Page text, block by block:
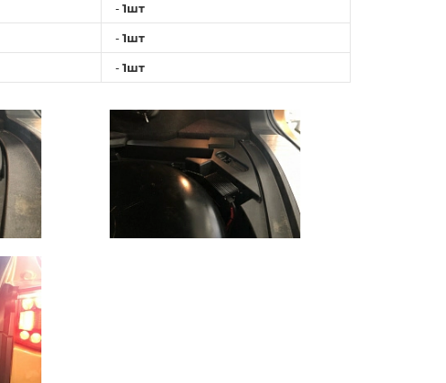
-1шт
-1шт
-1шт